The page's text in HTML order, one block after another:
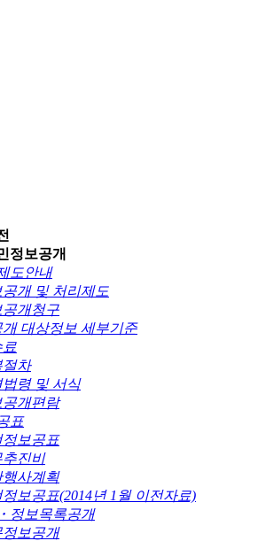
정보공개
도안내
공개 및 처리제도
공개청구
개 대상정보 세부기준
료
절차
법령 및 서식
공개편람
표
정보공표
추진비
행사계획
보공표(2014년 1월 이전자료)
정보목록공개
정보공개